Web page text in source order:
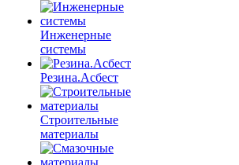
Инженерные
системы
Резина.Асбест
Строительные
материалы